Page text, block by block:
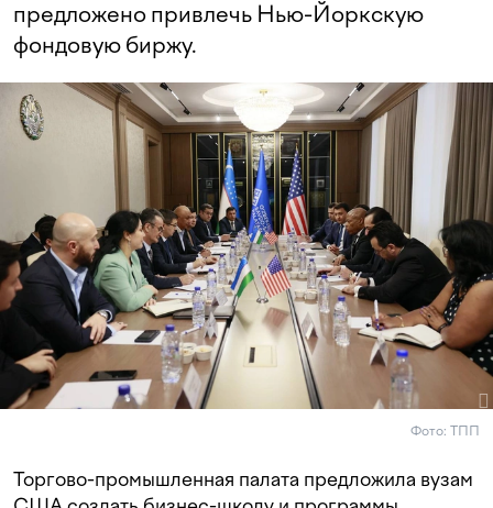
предложено привлечь Нью-Йоркскую
фондовую биржу.
Фото: ТПП
Торгово-промышленная палата предложила вузам